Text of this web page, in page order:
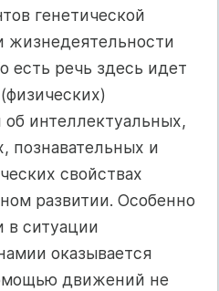
генетической
жизнедеятельности
есть речь здесь идет
об интеллектуальных,
познавательных и
свойствах
развитии. Особенно
в ситуации
оказывается
движений не